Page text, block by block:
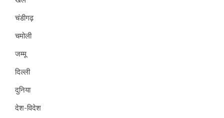
चंडीगढ़
चमोली
जम्मू
दिल्ली
दुनिया
देश-विदेश